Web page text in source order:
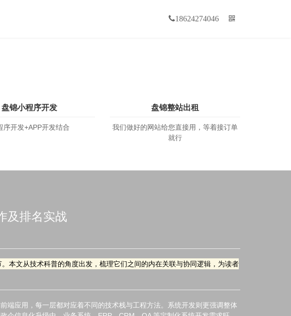
18624274046
盘锦小程序开发
序开发+APP开发结合
盘锦整站出租
我们做好的网站给您直接用，等着接订单
就行
及排名实战
本文从技术科普的角度出发，梳理它们之间的内在关联与协同逻辑，为读者
端应用，每一层都对应着不同的技术栈与工程方法。系统开发则更强调整体